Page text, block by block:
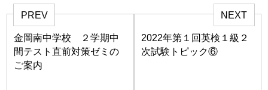
PREV
金岡南中学校 ２学期中
間テスト直前対策ゼミの
ご案内
NEXT
2022年第１回英検１級２
次試験トピック⑥